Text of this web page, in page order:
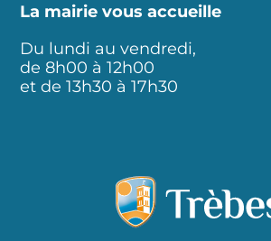
La mairie vous accueille
Du lundi au vendredi,
de 8h00 à 12h00
et de 13h30 à 17h30